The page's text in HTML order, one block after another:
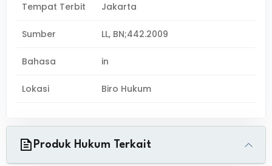
Tempat Terbit Jakarta
Sumber LL, BN;442.2009
Bahasa in
Lokasi Biro Hukum
Produk Hukum Terkait